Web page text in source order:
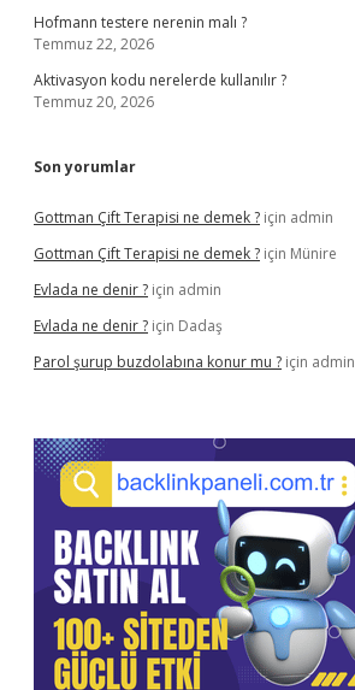
Hofmann testere nerenin malı ?
Temmuz 22, 2026
Aktivasyon kodu nerelerde kullanılır ?
Temmuz 20, 2026
Son yorumlar
Gottman Çift Terapisi ne demek ? için admin
Gottman Çift Terapisi ne demek ? için Münire
Evlada ne denir ? için admin
Evlada ne denir ? için Dadaş
Parol şurup buzdolabına konur mu ? için admin